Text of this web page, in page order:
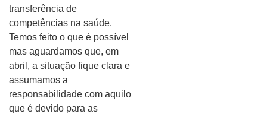
transferência de
competências na saúde.
Temos feito o que é possível
mas aguardamos que, em
abril, a situação fique clara e
assumamos a
responsabilidade com aquilo
que é devido para as